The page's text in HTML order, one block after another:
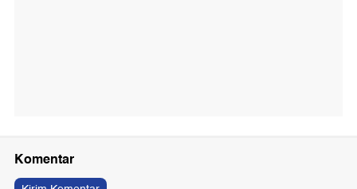
Komentar